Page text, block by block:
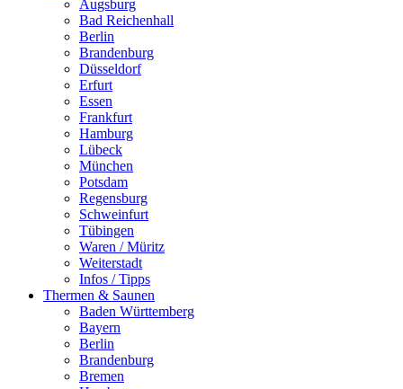
Augsburg
Bad Reichenhall
Berlin
Brandenburg
Düsseldorf
Erfurt
Essen
Frankfurt
Hamburg
Lübeck
München
Potsdam
Regensburg
Schweinfurt
Tübingen
Waren / Müritz
Weiterstadt
Infos / Tipps
Thermen & Saunen
Baden Württemberg
Bayern
Berlin
Brandenburg
Bremen